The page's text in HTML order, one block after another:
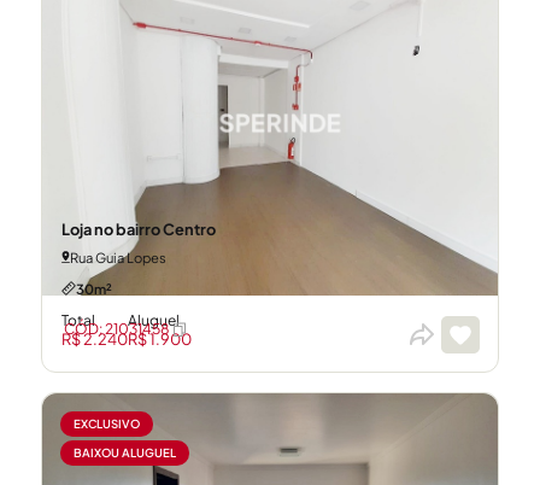
Loja no bairro Centro
Rua Guia Lopes
30m²
Total
R$ 2.240
Aluguel
R$ 1.900
CÓD: 21031458
EXCLUSIVO
BAIXOU ALUGUEL